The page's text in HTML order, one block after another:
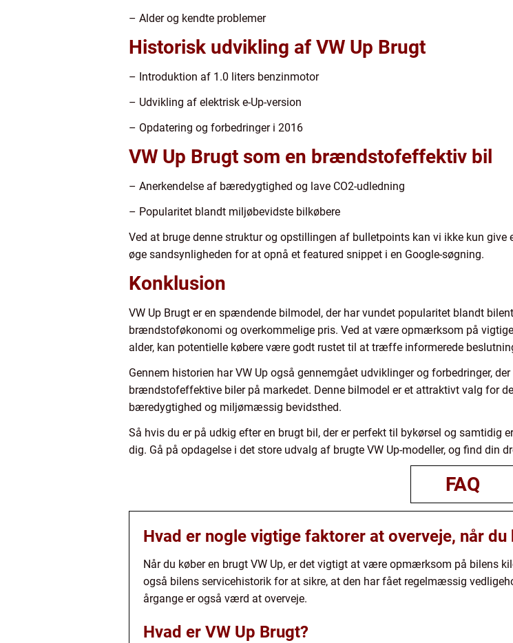
– Alder og kendte problemer
Historisk udvikling af VW Up Brugt
– Introduktion af 1.0 liters benzinmotor
– Udvikling af elektrisk e-Up-version
– Opdatering og forbedringer i 2016
VW Up Brugt som en brændstofeffektiv bil
– Anerkendelse af bæredygtighed og lave CO2-udledning
– Popularitet blandt miljøbevidste bilkøbere
Ved at bruge denne struktur og opstillingen af bulletpoints kan vi ikke kun
øge sandsynligheden for at opnå et featured snippet i en Google-søgning.
Konklusion
VW Up Brugt er en spændende bilmodel, der har vundet popularitet blandt
brændstoføkonomi og overkommelige pris. Ved at være opmærksom på
alder, kan potentielle købere være godt rustet til at træffe informerede
Gennem historien har VW Up også gennemgået udviklinger og forbedringer,
brændstofeffektive biler på markedet. Denne bilmodel er et attraktivt valg for
bæredygtighed og miljømæssig bevidsthed.
Så hvis du er på udkig efter en brugt bil, der er perfekt til bykørsel og samtidig
dig. Gå på opdagelse i det store udvalg af brugte VW Up-modeller, og find din
FAQ
Hvad er nogle vigtige faktorer at overveje, når du
Når du køber en brugt VW Up, er det vigtigt at være opmærksom på bilens
også bilens servicehistorik for at sikre, at den har fået regelmæssig
årgange er også værd at overveje.
Hvad er VW Up Brugt?